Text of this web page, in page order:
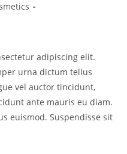
adipiscing elit.
urna dictum tellus
vel auctor tincidunt,
ante mauris eu diam.
euismod. Suspendisse sit